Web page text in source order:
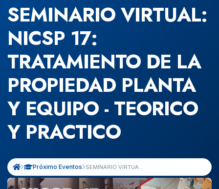
SEMINARIO VIRTUAL:
NICSP 17:
TRATAMIENTO DE LA
PROPIEDAD PLANTA
Y EQUIPO - TEORICO
Y PRACTICO
Próximo Eventos SEMINARIO VIRTUAL: NICSP 17: TRATAMIENTO DE LA PROPIEDAD PLANTA Y EQUIPO - TEORICO Y PRACTICO